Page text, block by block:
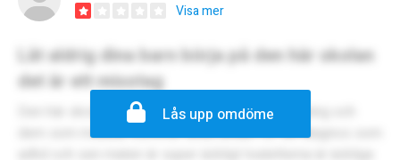
Visa mer
Låt aldrig dina barn börja på den här skolan
det är ett misstag
Den här skolan är super dålig för det blir mobbning och
dem som mobbar kommer alltid undan för sin diagnos som
Lås upp omdöme